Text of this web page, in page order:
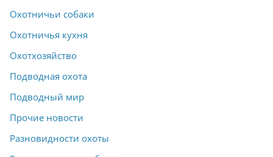
Охотничьи собаки
Охотничья кухня
Охотхозяйство
Подводная охота
Подводный мир
Прочие новости
Разновидности охоты